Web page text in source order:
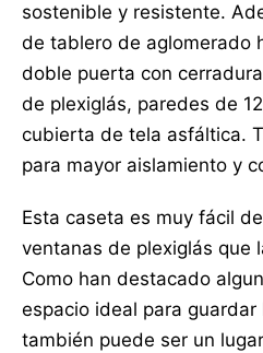
sostenible y resistente.
de tablero de aglomerado
doble puerta con
de plexiglás, paredes de
cubierta de tela asfáltica.
para mayor aislamiento y
Esta caseta es muy fácil
ventanas de plexiglás que
Como han destacado
espacio ideal para
también puede ser un